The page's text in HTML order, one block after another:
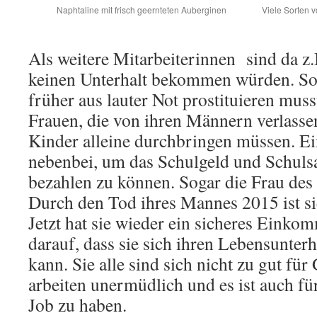
Naphtaline mit frisch geernteten Auberginen Viele Sorten
Als weitere Mitarbeiterinnen sind da
keinen Unterhalt bekommen würden.
früher aus lauter Not prostituieren
Frauen, die von ihren Männern
Kinder alleine durchbringen müssen.
nebenbei, um das Schulgeld und
bezahlen zu können. Sogar die Frau
Durch den Tod ihres Mannes 2015 ist
Jetzt hat sie wieder ein sicheres
darauf, dass sie sich ihren
kann. Sie alle sind sich nicht zu gut für
arbeiten unermüdlich und es ist auch
Job zu haben.